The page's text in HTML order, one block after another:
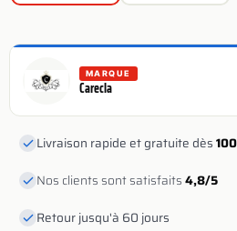
MARQUE
Carecla
Livraison rapide et gratuite dès
Nos clients sont satisfaits4,8/5
Retour jusqu'à 60 jours